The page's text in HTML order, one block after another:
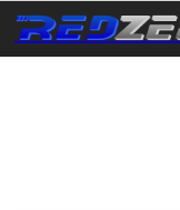
Saltar
al